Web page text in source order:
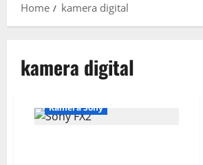
Home kamera digital
kamera digital
Kamera Sony